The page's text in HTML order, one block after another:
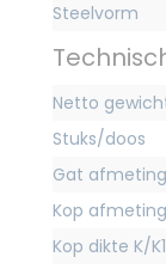
Steelvorm
Netto
Stuks/doos
Gat
Kop
Kop dikte K/